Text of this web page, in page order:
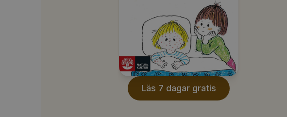
Läs 7 dagar gratis